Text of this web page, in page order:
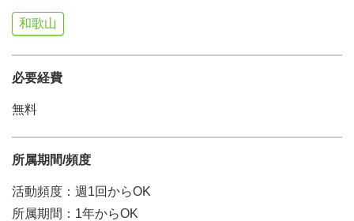
和歌山
必要経費
無料
所属期間/頻度
活動頻度：週1回からOK
所属期間：1年からOK